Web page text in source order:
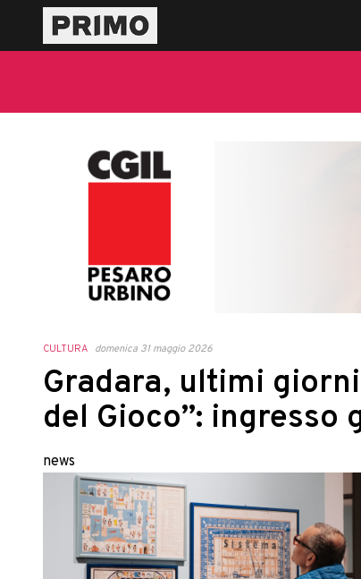
CULTURA domenica 31 maggio 2026
Gradara, ultimi
del Gioco”:
news